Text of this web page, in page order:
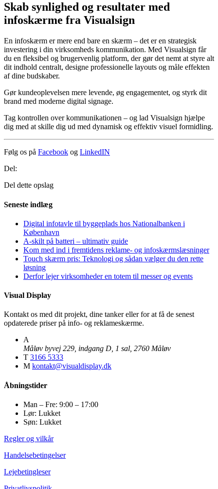
Skab synlighed og resultater med
infoskærme fra Visualsign
En infoskærm er mere end bare en skærm – det er en strategisk
investering i din virksomheds kommunikation. Med Visualsign får
du en fleksibel og brugervenlig platform, der gør det nemt at styre alt
dit indhold centralt, designe professionelle layouts og måle effekten
af dine budskaber.
Gør kundeoplevelsen mere levende, øg engagementet, og styrk dit
brand med moderne digital signage.
Tag kontrollen over kommunikationen – og lad Visualsign hjælpe
dig med at skille dig ud med dynamisk og effektiv visuel formidling.
Følg os på Facebook og LinkedIN
Del:
Del dette opslag
Seneste indlæg
Digital infotavle til byggeplads hos Nationalbanken i
København
A-skilt på batteri – ultimativ guide
Kom med ind i fremtidens reklame- og infoskærmslæsninger
Touch skærm pris: Teknologi og sådan vælger du den rette
løsning
Derfor lejer virksomheder en totem til messer og events
Visual Display
Kontakt os med dit projekt, dine tanker eller for at få de senest
opdaterede priser på info- og reklameskærme.
A
Måløv byvej 229, indgang D, 1 sal, 2760 Måløv
T 3166 5333
M kontakt@visualdisplay.dk
Åbningstider
Man – Fre: 9:00 – 17:00
Lør: Lukket
Søn: Lukket
Regler og vilkår
Handelsebetingelser
Lejebetingleser